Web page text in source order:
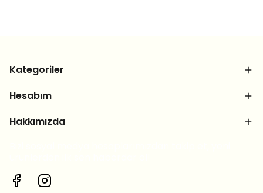
Kategoriler
Hesabım
Hakkımızda